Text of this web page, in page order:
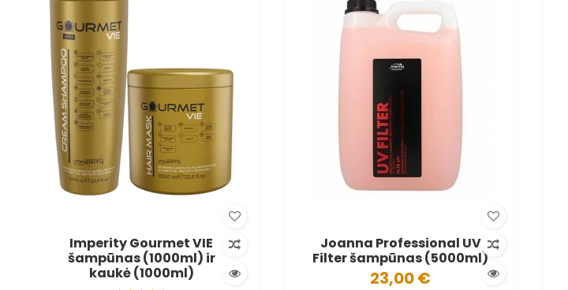
Imperity Gourmet VIE
šampūnas (1000ml) ir
kaukė (1000ml)
Joanna Professional UV
Filter šampūnas (5000ml)
23,00 €